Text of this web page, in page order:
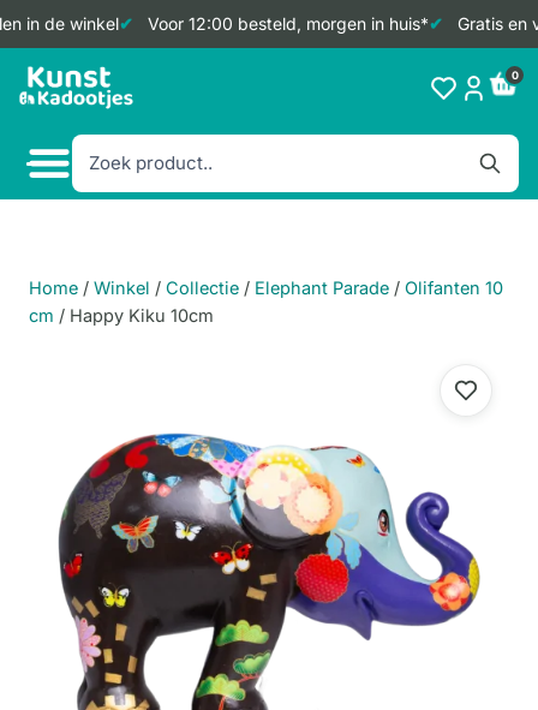
in de winkel Voor 12:00 besteld, morgen in huis* Gratis en
Doorgaan
naar
0
Home / Winkel / Collectie / Elephant Parade / Olifanten 10
cm / Happy Kiku 10cm